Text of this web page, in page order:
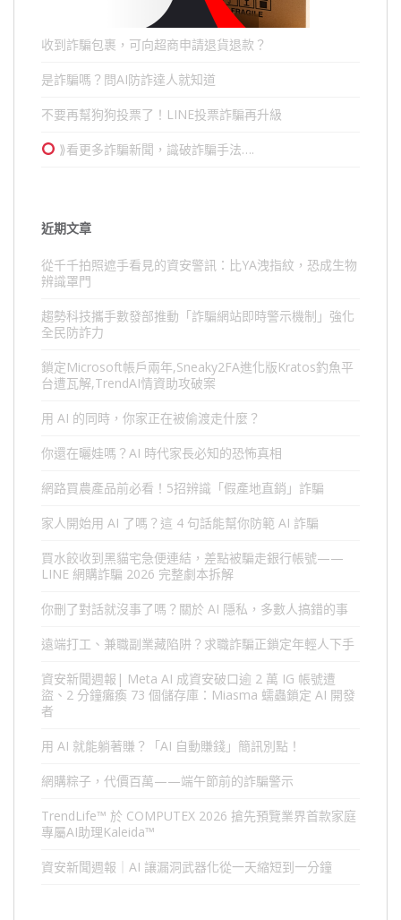
收到詐騙包裹，可向超商申請退貨退款？
是詐騙嗎？問AI防詐達人就知道
不要再幫狗狗投票了！LINE投票詐騙再升級
⟫看更多詐騙新聞，識破詐騙手法….
近期文章
從千千拍照遮手看見的資安警訊：比YA洩指紋，恐成生物
辨識罩門
趨勢科技攜手數發部推動「詐騙網站即時警示機制」強化
全民防詐力
鎖定Microsoft帳戶兩年,Sneaky2FA進化版Kratos釣魚平
台遭瓦解,TrendAI情資助攻破案
用 AI 的同時，你家正在被偷渡走什麼？
你還在曬娃嗎？AI 時代家長必知的恐怖真相
網路買農產品前必看！5招辨識「假產地直銷」詐騙
家人開始用 AI 了嗎？這 4 句話能幫你防範 AI 詐騙
買水餃收到黑貓宅急便連結，差點被騙走銀行帳號——
LINE 網購詐騙 2026 完整劇本拆解
你刪了對話就沒事了嗎？關於 AI 隱私，多數人搞錯的事
遠端打工、兼職副業藏陷阱？求職詐騙正鎖定年輕人下手
資安新聞週報| Meta AI 成資安破口逾 2 萬 IG 帳號遭
盜、2 分鐘癱瘓 73 個儲存庫：Miasma 蠕蟲鎖定 AI 開發
者
用 AI 就能躺著賺？「AI 自動賺錢」簡訊別點！
網購粽子，代價百萬——端午節前的詐騙警示
TrendLife™ 於 COMPUTEX 2026 搶先預覽業界首款家庭
專屬AI助理Kaleida™
資安新聞週報｜AI 讓漏洞武器化從一天縮短到一分鐘